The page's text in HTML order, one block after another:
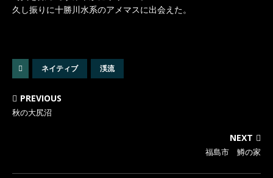
久し振りに十勝川水系のアメマスに出会えた。
ネイティブ 渓流
PREVIOUS
秋の大尻沼
NEXT
福島市 鱒の家